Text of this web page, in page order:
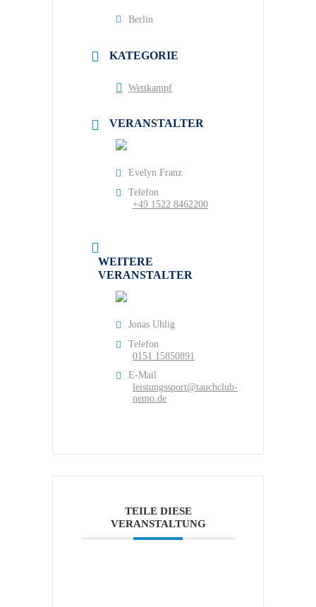
Berlin
KATEGORIE
Wettkampf
VERANSTALTER
Evelyn Franz
Telefon
+49 1522 8462200
WEITERE
VERANSTALTER
Jonas Uhlig
Telefon
0151 15850891
E-Mail
leistungssport@tauchclub-
nemo.de
TEILE DIESE
VERANSTALTUNG